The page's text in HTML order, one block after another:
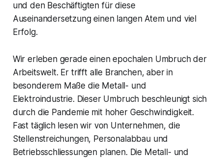
und den Beschäftigten für diese
Auseinandersetzung einen langen Atem und viel
Erfolg.
Wir erleben gerade einen epochalen Umbruch der
Arbeitswelt. Er trifft alle Branchen, aber in
besonderem Maße die Metall- und
Elektroindustrie. Dieser Umbruch beschleunigt sich
durch die Pandemie mit hoher Geschwindigkeit.
Fast täglich lesen wir von Unternehmen, die
Stellenstreichungen, Personalabbau und
Betriebsschliessungen planen. Die Metall- und